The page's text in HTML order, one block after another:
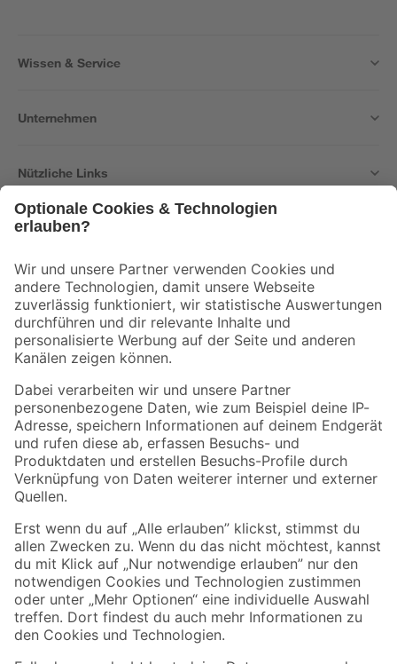
Wissen & Service
Unternehmen
Nützliche Links
Der toom Newsletter: Keine Angebote und Aktionen mehr verpassen!
Zur Newsletter Anmeldung
Folge uns
Zahlungsarten Versandarten
Sicher einkaufen
Jetzt die toom-App herunterladen